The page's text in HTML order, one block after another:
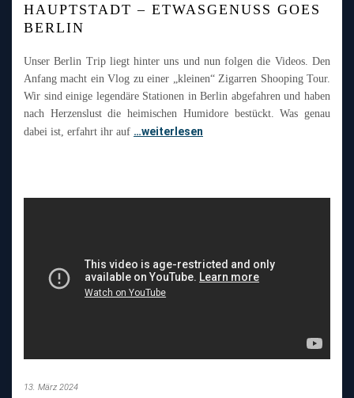
HAUPTSTADT – ETWASGENUSS GOES
BERLIN
Unser Berlin Trip liegt hinter uns und nun folgen die Videos. Den
Anfang macht ein Vlog zu einer „kleinen“ Zigarren Shooping Tour.
Wir sind einige legendäre Stationen in Berlin abgefahren und haben
nach Herzenslust die heimischen Humidore bestückt. Was genau
dabei ist, erfahrt ihr auf …weiterlesen
13. März 2024